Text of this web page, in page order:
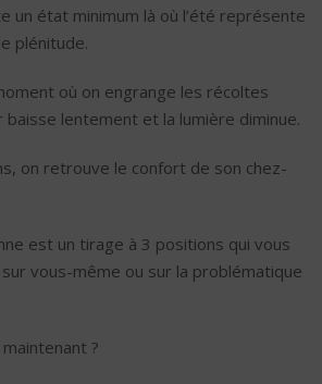
un état minimum là où l’été représente
plénitude.
où on engrange les récoltes
baisse lentement et la lumière diminue.
on retrouve le confort de son chez-
est un tirage à 3 positions qui vous
vous-même ou sur la problématique
?